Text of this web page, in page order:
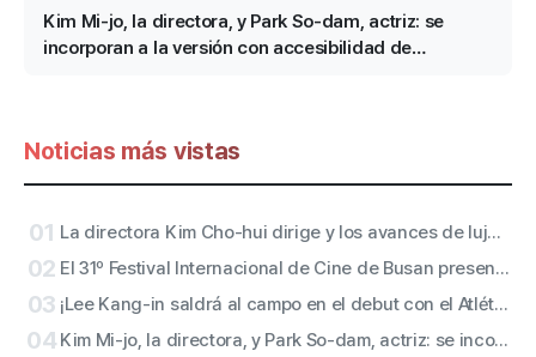
Kim Mi-jo, la directora, y Park So-dam, actriz: se
incorporan a la versión con accesibilidad de
Noticias más vistas
01 La directora Kim Cho-hui dirige y los avances de lujo de Kang Mal-geum, Jang Hang-jun y la guionista Kim Eun-hee: los protagonistas son
02 El 31º Festival Internacional de Cine de Busan presenta de forma inmediata el póster oficial con el motivo «Grupos» (群像)
03 ¡Lee Kang-in saldrá al campo en el debut con el Atlético de Madrid! San de ATEEZ y actuaciones en el descanso de RESCENE confirmadas
04 Kim Mi-jo, la directora, y Park So-dam, actriz: se incorporan a la versión con accesibilidad de «Conclave»